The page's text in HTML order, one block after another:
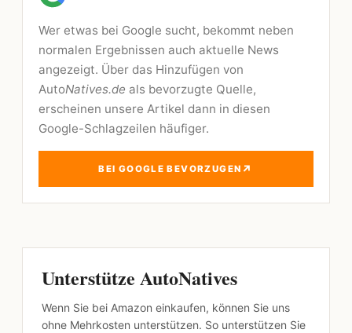
Wer etwas bei Google sucht, bekommt neben
normalen Ergebnissen auch aktuelle News
angezeigt. Über das Hinzufügen von
AutoNatives.de als bevorzugte Quelle,
erscheinen unsere Artikel dann in diesen
Google-Schlagzeilen häufiger.
BEI GOOGLE BEVORZUGEN ↗
Unterstütze AutoNatives
Wenn Sie bei Amazon einkaufen, können Sie uns
ohne Mehrkosten unterstützen. So unterstützen Sie